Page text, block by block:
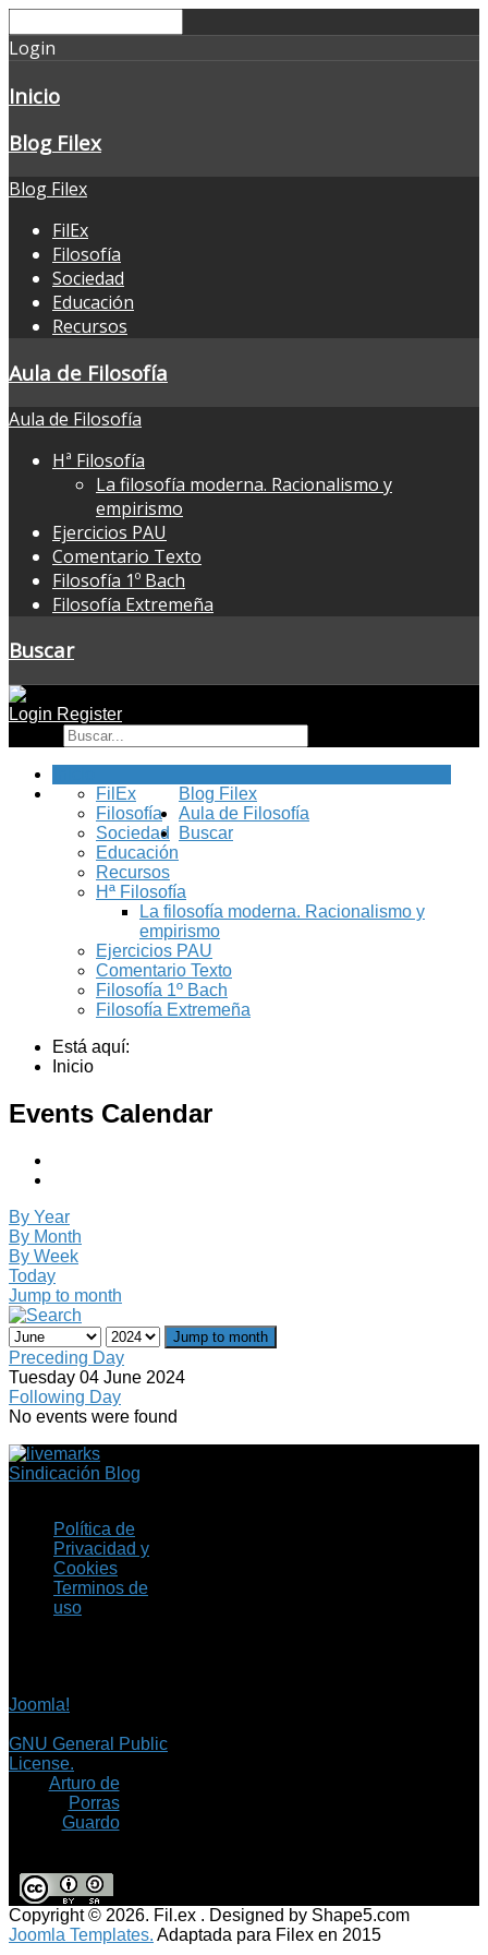
Login
Inicio
Blog Filex
Blog Filex
FilEx
Filosofía
Sociedad
Educación
Recursos
Aula de Filosofía
Aula de Filosofía
Hª Filosofía
La filosofía moderna. Racionalismo y
empirismo
Ejercicios PAU
Comentario Texto
Filosofía 1º Bach
Filosofía Extremeña
Buscar
Login Register
Blog Filex
FilEx
Filosofía
Sociedad
Educación
Recursos
Aula de Filosofía
Hª Filosofía
La filosofía moderna. Racionalismo y
empirismo
Ejercicios PAU
Comentario Texto
Filosofía 1º Bach
Filosofía Extremeña
Buscar
Está aquí:
Inicio
Events Calendar
By Year
By Month
By Week
Today
Jump to month
Jump to month
Preceding Day
Tuesday 04 June 2024
Following Day
No events were found
Sindicación Blog
Política de
Privacidad y
Cookies
Terminos de
uso
Joomla!
GNU General Public
License.
Arturo de
Porras
Guardo
Copyright © 2026. Fil.ex . Designed by Shape5.com
Joomla Templates. Adaptada para Filex en 2015